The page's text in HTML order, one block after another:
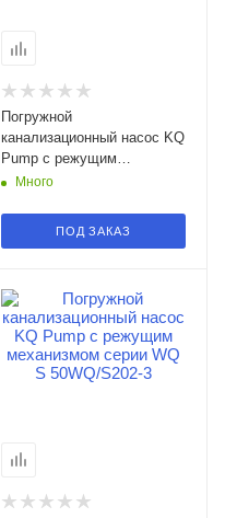
Погружной
канализационный насос KQ
Pump с режущим
механизмом серии WQ S
Много
ПОД ЗАКАЗ